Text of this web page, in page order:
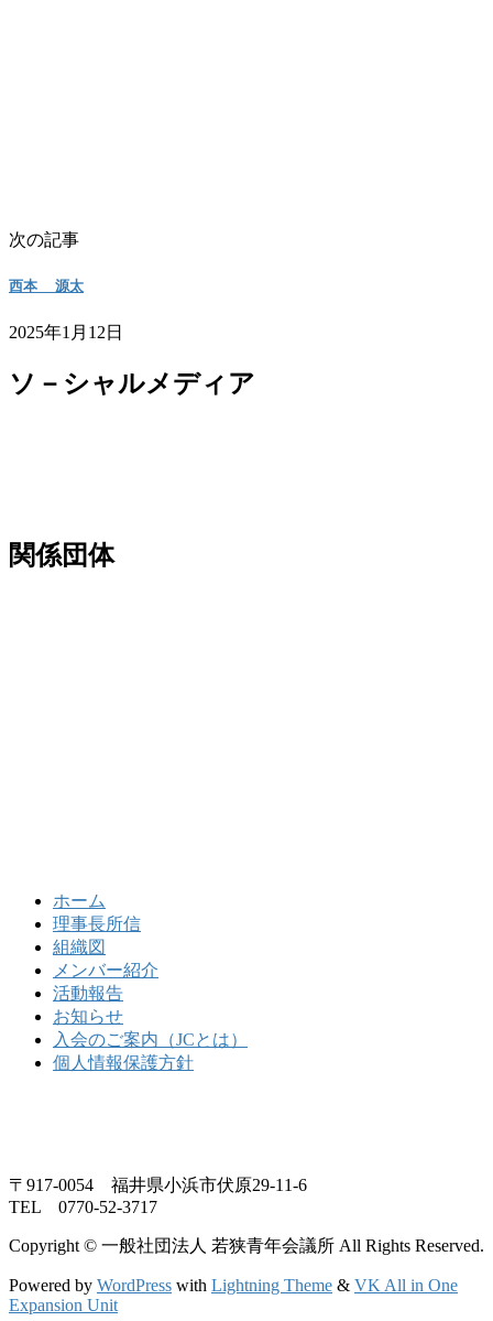
次の記事
西本 源太
2025年1月12日
ソ－シャルメディア
関係団体
ホーム
理事長所信
組織図
メンバー紹介
活動報告
お知らせ
入会のご案内（JCとは）
個人情報保護方針
〒917-0054 福井県小浜市伏原29-11-6
TEL 0770-52-3717
Copyright © 一般社団法人 若狭青年会議所 All Rights Reserved.
Powered by WordPress with Lightning Theme & VK All in One
Expansion Unit